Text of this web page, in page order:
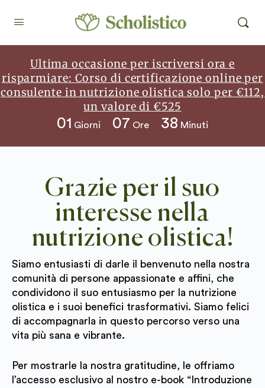
Ultima occasione per iscriversi ora e
risparmiare: Corso di certificazione online per
consulente in nutrizione olistica solo per €112,
un valore di €525
01 Giorni 07 Ore 38 Minuti
Grazie per il suo
interesse nella
nutrizione olistica!
Siamo entusiasti di darle il benvenuto nella nostra
comunità di persone appassionate e affini, che
condividono il suo entusiasmo per la nutrizione
olistica e i suoi benefici trasformativi. Siamo felici
di accompagnarla in questo percorso verso una
vita più sana e vibrante.
Per mostrarle la nostra gratitudine, le offriamo
l’accesso esclusivo al nostro e-book “Introduzione